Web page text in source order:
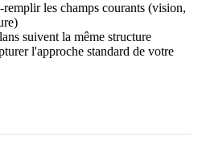
remplir les champs courants (vision,
suivent la même structure
l'approche standard de votre